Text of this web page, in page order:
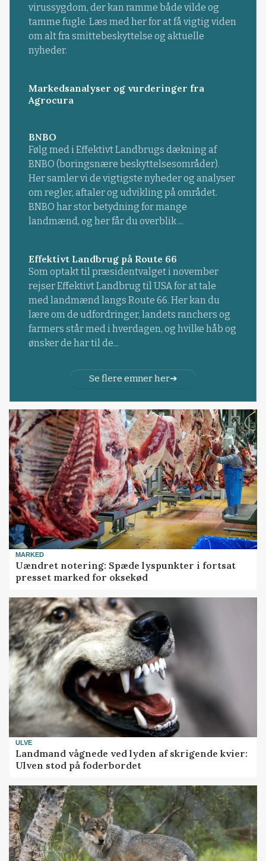
virussygdom, der kan ramme både vilde og
tamme fugle. Læs med her for at få vigtig viden
om alt fra smittebeskyttelse og aktuelle
nyheder.
Markedsanalyser og vurderinger fra
Agrocura
BNBO
Følg med i Effektivt Landbrugs dækning af
BNBO (boringsnære beskyttelsesområder).
Her samler vi de vigtigste nyheder og analyser
om regler, aftaler og udvikling på området.
BNBO har stor betydning for mange
landmænd, og her får du overblik ...
Effektivt Landbrug på Route 66
Som optakt til præsidentvalget i november
rejser Effektivt Landbrug til USA for at tale
med landmænd langs Route 66. Her kan du
lære om de udfordringer, landets ranchers og
farmers står med i hverdagen, og hvilke håb og
ønsker de har til de...
Se flere emner her
MARKED
Uændret notering: Spæde lyspunkter i fortsat
presset marked for oksekød
ULVE
Landmand vågnede ved lyden af skrigende kvier:
Ulven stod på foderbordet